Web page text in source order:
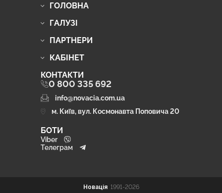
ГОЛОВНА
ГАЛУЗІ
ПАРТНЕРИ
КАБІНЕТ
КОНТАКТИ
0 800 335 692
info@novacia.com.ua
м. Київ, вул. Космонавта Поповича 20
БОТИ
Viber
Телеграм
Новація 1991-2026